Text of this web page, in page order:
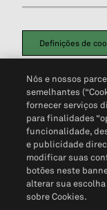
Definições de
Política de Privacidade
Não Venda Minhas
Nós e nossos
semelhantes
fornecer serviços
para finalidades
funcionalidade,
e publicidade
modificar suas
botões neste
alterar sua
sobre Cookies.